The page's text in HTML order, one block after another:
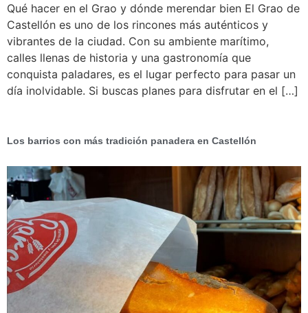
Qué hacer en el Grao y dónde merendar bien El Grao de
Castellón es uno de los rincones más auténticos y
vibrantes de la ciudad. Con su ambiente marítimo,
calles llenas de historia y una gastronomía que
conquista paladares, es el lugar perfecto para pasar un
día inolvidable. Si buscas planes para disfrutar en el […]
Los barrios con más tradición panadera en Castellón